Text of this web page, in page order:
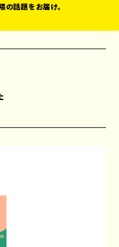
の話題をお届け。